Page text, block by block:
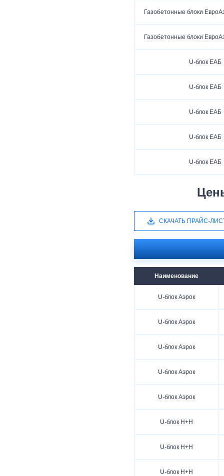
Газобетонные блоки
Газобетонные блоки
U-блок ЕАБ
U-блок ЕАБ
U-блок ЕАБ
U-блок ЕАБ
U-блок ЕАБ
СКАЧАТЬ ПРАЙС-
Наименование
U-блок Аэрок
U-блок Аэрок
U-блок Аэрок
U-блок Аэрок
U-блок Аэрок
U-блок Н+Н
U-блок Н+Н
U-блок Н+Н